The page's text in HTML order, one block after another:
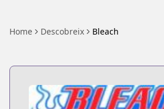
Home Descobreix Bleach